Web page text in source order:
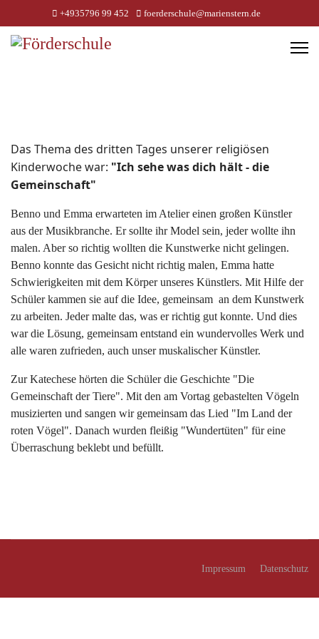
+4935796 99 452 foerderschule@marienstern.de
Das Thema des dritten Tages unserer religiösen
Kinderwoche war: "Ich sehe was dich hält - die
Gemeinschaft"
Benno und Emma erwarteten im Atelier einen großen Künstler
aus der Musikbranche. Er sollte ihr Model sein, jeder wollte ihn
malen. Aber so richtig wollten die Kunstwerke nicht gelingen.
Benno konnte das Gesicht nicht richtig malen, Emma hatte
Schwierigkeiten mit dem Körper unseres Künstlers. Mit Hilfe der
Schüler kammen sie auf die Idee, gemeinsam an dem Kunstwerk
zu arbeiten. Jeder malte das, was er richtig gut konnte. Und dies
war die Lösung, gemeinsam entstand ein wundervolles Werk und
alle waren zufrieden, auch unser muskalischer Künstler.
Zur Katechese hörten die Schüler die Geschichte "Die
Gemeinschaft der Tiere". Mit den am Vortag gebastelten Vögeln
musizierten und sangen wir gemeinsam das Lied "Im Land der
roten Vögel". Danach wurden fleißig "Wundertüten" für eine
Überraschung beklebt und befüllt.
Impressum Datenschutz